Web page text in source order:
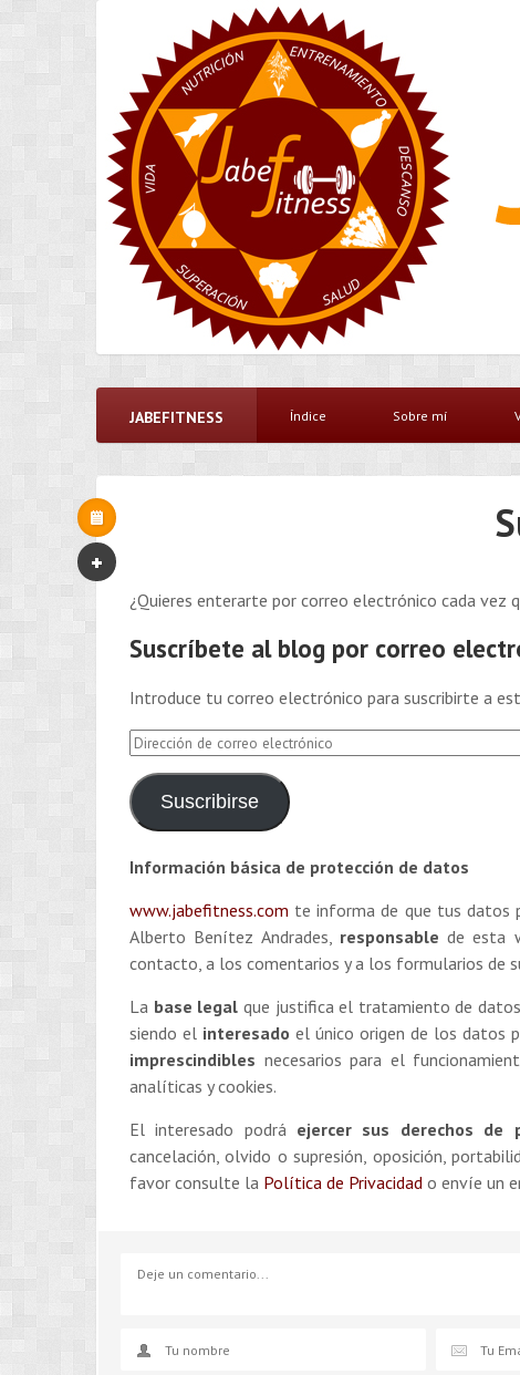
JABEFITNESS Índice Sobre mí
¿Quieres enterarte por correo electrónico cada vez
Suscríbete al blog por correo
Introduce tu correo electrónico para suscribirte a
Dirección
correo
electrónico
Suscribirse
Información básica de protección de datos
www.jabefitness.com te informa de que tus datos
Alberto Benítez Andrades, responsable de esta
contacto, a los comentarios y a los formularios de
La base legal que justifica el tratamiento de
siendo el interesado el único origen de los datos
imprescindibles necesarios para el
analíticas y cookies.
El interesado podrá ejercer sus derechos de
cancelación, olvido o supresión, oposición,
favor consulte la Política de Privacidad o envíe un